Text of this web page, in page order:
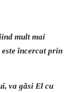
mult mai
încercat prin
va găsi El cu